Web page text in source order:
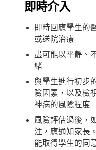
即時介入
即時回應學生的
或送院治療
盡可能以平靜、
緒
與學生進行初步
險因素，以及檢
神病的風險程度
風險評估過後，
注，應通知家長
能取得學生的同